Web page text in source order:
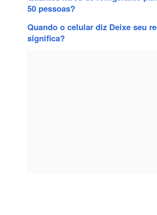
50 pessoas?
Quando o celular diz Deixe seu
significa?